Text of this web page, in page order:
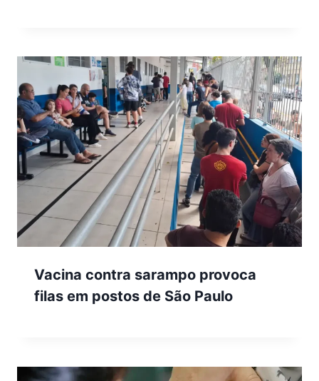
Vacina contra sarampo provoca
filas em postos de São Paulo